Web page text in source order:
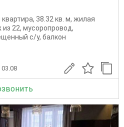
38.32 кв. м, жилая
22, мусоропровод,
с/у, балкон
03.08